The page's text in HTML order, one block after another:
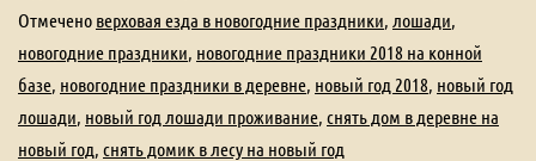
2018
на
конной
Отмечено верховая езда в новогодние праздники лошади
новогодние праздники новогодние праздники 2018 на конной
базе новогодние праздники в деревне новый год 2018 новый год
лошади новый год лошади проживание снять дом в деревне на
новый год снять домик в лесу на новый год